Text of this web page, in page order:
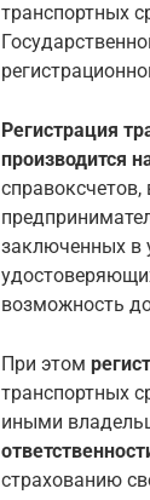
транспортных
Регистрация
производится
заключенных в
возможность
При этом
транспортных
иными
страхованию